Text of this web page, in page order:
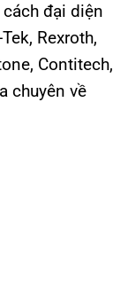
đại diện
Rexroth,
Contitech,
chuyên về